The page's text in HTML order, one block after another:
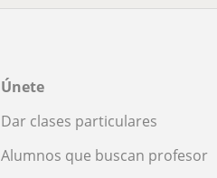
Únete
Dar clases particulares
Alumnos que buscan profesor